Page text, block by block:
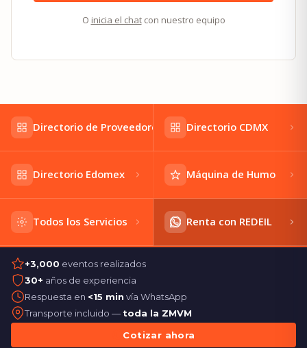
O inicia el chatcon nuestro equipo
Directorio de Proveedores Directorio CDMX
Directorio Edomex Máquina de Humo
Todos los Servicios Renta con REDEIL
+3,000 eventos realizados
30+ años de experiencia
Respuesta en <15 min vía WhatsApp
Transporte incluido — toda la ZMVM
Cotizar ahora